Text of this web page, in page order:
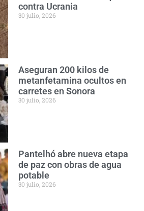
contra Ucrania
30 julio, 2026
Aseguran 200 kilos de
metanfetamina ocultos en
carretes en Sonora
30 julio, 2026
Pantelhó abre nueva etapa
de paz con obras de agua
potable
30 julio, 2026